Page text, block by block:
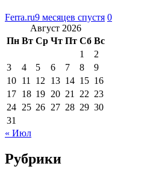
Ferra.ru9 месяцев спустя 0
Август 2026
Пн Вт Ср Чт Пт Сб Вс
1
2
3
4 5 6 7 8
9
10 11 12 13 14 15 16
17 18 19 20 21 22 23
24 25 26 27 28 29 30
31
« Июл
Рубрики